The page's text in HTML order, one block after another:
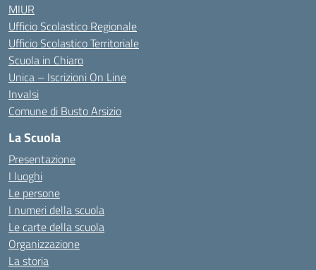
MIUR
Ufficio Scolastico Regionale
Ufficio Scolastico Territoriale
Scuola in Chiaro
Unica – Iscrizioni On Line
Invalsi
Comune di Busto Arsizio
La Scuola
Presentazione
I luoghi
Le persone
I numeri della scuola
Le carte della scuola
Organizzazione
La storia